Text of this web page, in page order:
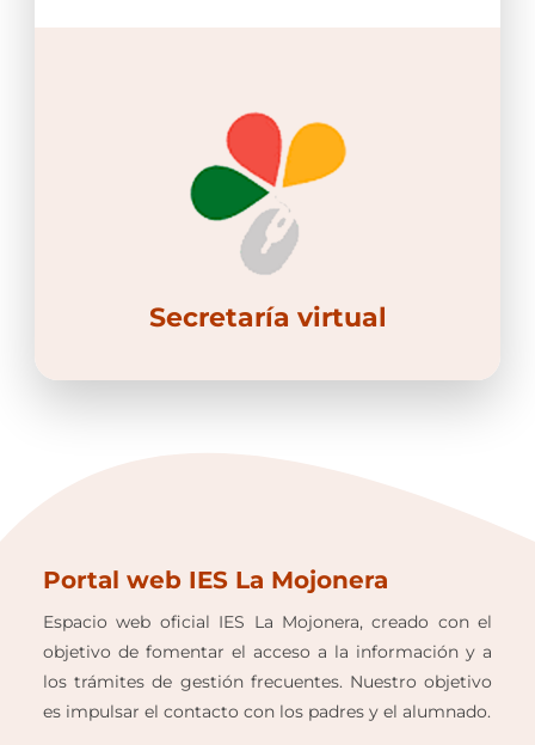
Secretaría virtual
Portal web IES La Mojonera
Espacio web oficial IES La Mojonera, creado con el
objetivo de fomentar el acceso a la información y a
los trámites de gestión frecuentes. Nuestro objetivo
es impulsar el contacto con los padres y el alumnado.